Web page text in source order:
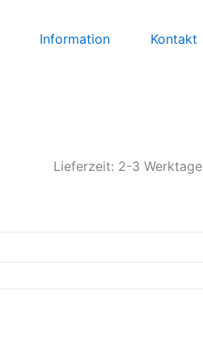
Information Kontakt
Lieferzeit: 2-3 Werktage